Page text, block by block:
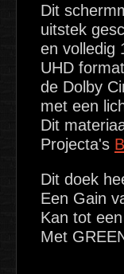
Dit
uitstek
en volledig
UHD
de Dolby
met een
Dit
Projecta's
Dit doek
Een Gain
Kan tot
Met